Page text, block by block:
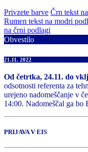
Privzete barve Črn tekst
Rumen tekst na modri
na črni podlagi
Obvestilo
21.11. 2022
Od četrtka, 24.11. do
odsotnosti referenta za
urejeno nadomeščanje v
14:00. Nadomeščal ga bo
PRIJAVA V EIS